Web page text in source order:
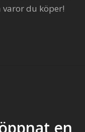
varor du köper!
en